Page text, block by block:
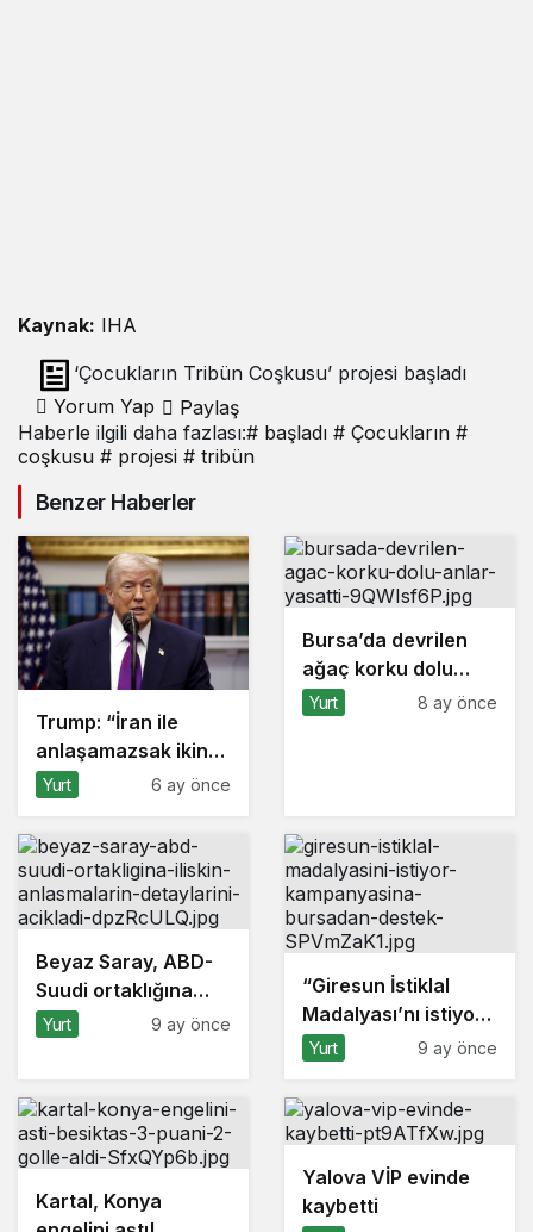
Kaynak: IHA
‘Çocukların Tribün Coşkusu’ projesi başladı
Yorum Yap
Paylaş
Haberle ilgili daha fazlası:# başladı # Çocukların #
coşkusu # projesi # tribün
Benzer Haberler
Trump: “İran ile
anlaşamazsak ikinci
aşamaya
Yurt 6 ay önce
Bursa’da devrilen
ağaç korku dolu
anlar yaşattı
Yurt 8 ay önce
Beyaz Saray, ABD-
Suudi ortaklığına
ilişkin anlaşmaların
Yurt 9 ay önce
“Giresun İstiklal
Madalyası’nı istiyor”
kampanyasına
Yurt 9 ay önce
Kartal, Konya
Yalova VİP evinde
kaybetti